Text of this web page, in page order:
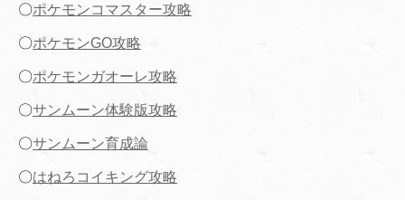
〇ポケモンコマスター攻略
〇ポケモンGO攻略
〇ポケモンガオーレ攻略
〇サンムーン体験版攻略
〇サンムーン育成論
〇はねろコイキング攻略